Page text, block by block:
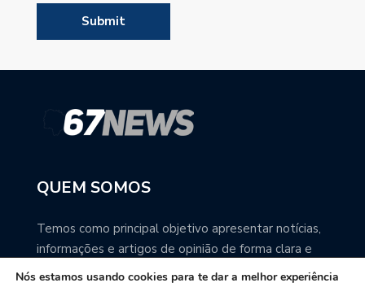
QUEM SOMOS
Temos como principal objetivo apresentar notícias,
informações e artigos de opinião de forma clara e
precisa. Você pode ter a total certeza que o
Nós estamos usando cookies para te dar a melhor experiência